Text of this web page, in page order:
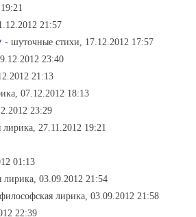
21:57
- шуточные стихи, 17.12.2012 17:57
23:40
21:13
07.12.2012 18:13
23:29
27.11.2012 19:21
01:13
лирика, 03.09.2012 21:54
лирика, 03.09.2012 21:58
22:39